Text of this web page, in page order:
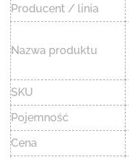
Producent / linia
Nazwa produktu
SKU
Pojemność
Cena